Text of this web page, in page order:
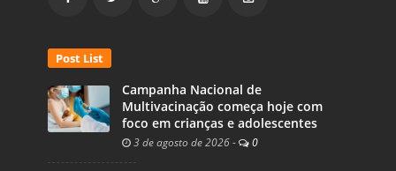
Post List
Campanha Nacional de
Multivacinação começa hoje com
foco em crianças e adolescentes
3 de agosto de 2026 - 0